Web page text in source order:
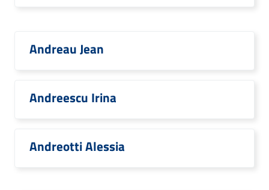
Andreau Jean
Andreescu Irina
Andreotti Alessia